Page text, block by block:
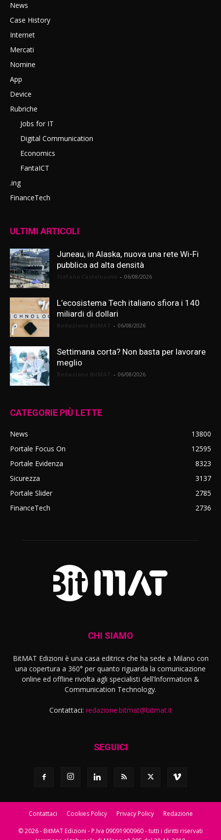
News
Case History
Internet
Mercati
Nomine
App
Device
Rubriche
Jobs for IT
Digital Communication
Economics
FantaICT
.ing
FinanceTech
ULTIMI ARTICOLI
Juneau, in Alaska, nuova una rete Wi-Fi
pubblica ad alta densità
- 06/08/2026
L’ecosistema Tech italiano sfiora i 140
miliardi di dollari
- 06/08/2026
Settimana corta? Non basta per lavorare
meglio
- 06/08/2026
CATEGORIE PIÙ LETTE
News
13800
Portale Focus On
12595
Portale Evidenza
8323
Sicurezza
3137
Portale Slider
2785
FinanceTech
2736
CHI SIAMO
BitMAT Edizioni è una casa editrice che ha sede a Milano con
una copertura a 360° per quanto riguarda la comunicazione
online ed offline rivolta agli specialisti dell'lnformation &
Communication Technology.
Contattaci: redazione.bitmat@bitmat.it
SEGUICI
Contattaci Cookies Policy Privacy Policy Redazione
© 2026 - BitMAT Edizioni - P.Iva 09091900960 - tutti i diritti riservati